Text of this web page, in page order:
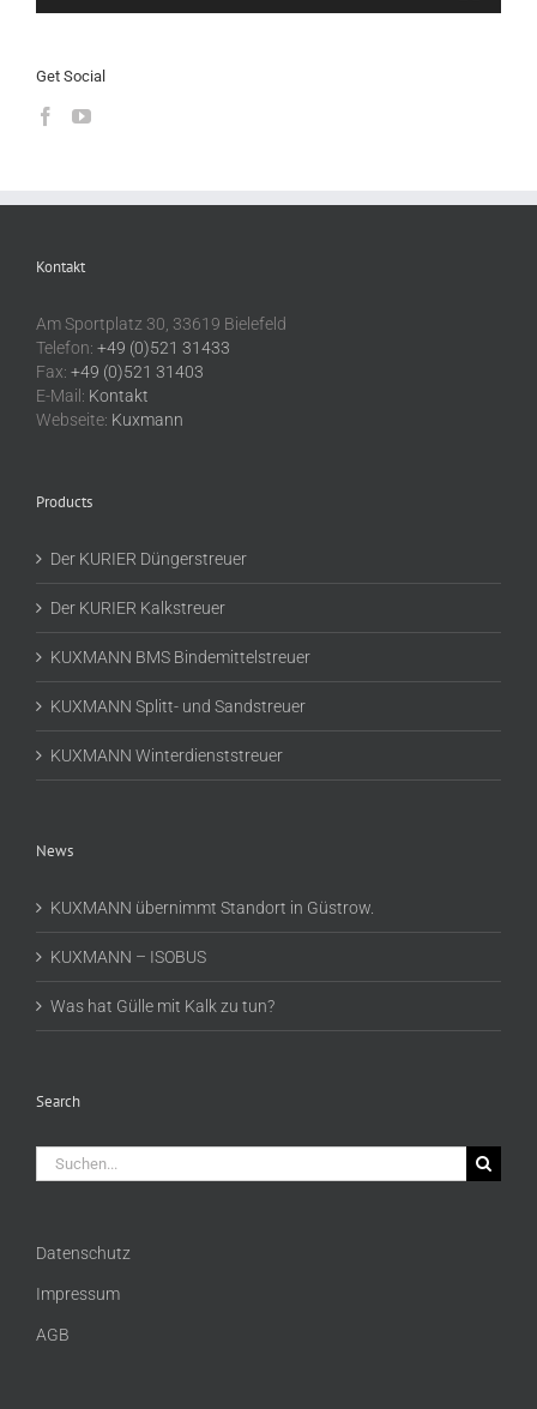
Get Social
Kontakt
Am Sportplatz 30, 33619 Bielefeld
Telefon: +49 (0)521 31433
Fax: +49 (0)521 31403
E-Mail: Kontakt
Webseite: Kuxmann
Products
Der KURIER Düngerstreuer
Der KURIER Kalkstreuer
KUXMANN BMS Bindemittelstreuer
KUXMANN Splitt- und Sandstreuer
KUXMANN Winterdienststreuer
News
KUXMANN übernimmt Standort in Güstrow.
KUXMANN – ISOBUS
Was hat Gülle mit Kalk zu tun?
Search
Suche
nach:
Datenschutz
Impressum
AGB